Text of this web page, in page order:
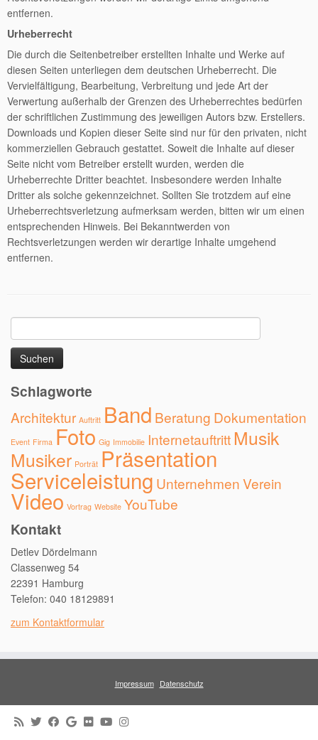
entfernen.
Urheberrecht
Die durch die Seitenbetreiber erstellten Inhalte und Werke auf
diesen Seiten unterliegen dem deutschen Urheberrecht. Die
Vervielfältigung, Bearbeitung, Verbreitung und jede Art der
Verwertung außerhalb der Grenzen des Urheberrechtes bedürfen
der schriftlichen Zustimmung des jeweiligen Autors bzw. Erstellers.
Downloads und Kopien dieser Seite sind nur für den privaten, nicht
kommerziellen Gebrauch gestattet. Soweit die Inhalte auf dieser
Seite nicht vom Betreiber erstellt wurden, werden die
Urheberrechte Dritter beachtet. Insbesondere werden Inhalte
Dritter als solche gekennzeichnet. Sollten Sie trotzdem auf eine
Urheberrechtsverletzung aufmerksam werden, bitten wir um einen
entsprechenden Hinweis. Bei Bekanntwerden von
Rechtsverletzungen werden wir derartige Inhalte umgehend
entfernen.
nach:
Schlagworte
Architektur Auftritt Band Beratung Dokumentation
Event Firma Foto Gig Immobilie InternetauftrittMusik
Musiker Porträt Präsentation
Serviceleistung UnternehmenVerein
Video Vortrag Website YouTube
Kontakt
Detlev Dördelmann
Classenweg 54
22391 Hamburg
Telefon: 040 18129891
zum Kontaktformular
Impressum Datenschutz